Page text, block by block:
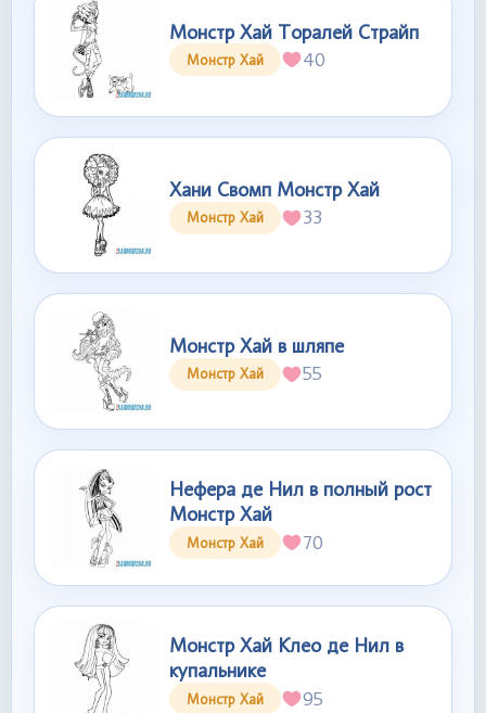
Монстр Хай Торалей Страйп
Монстр Хай 40
Хани Свомп Монстр Хай
Монстр Хай 33
Монстр Хай в шляпе
Монстр Хай 55
Нефера де Нил в полный рост
Монстр Хай
Монстр Хай 70
Монстр Хай Клео де Нил в
купальнике
Монстр Хай 95